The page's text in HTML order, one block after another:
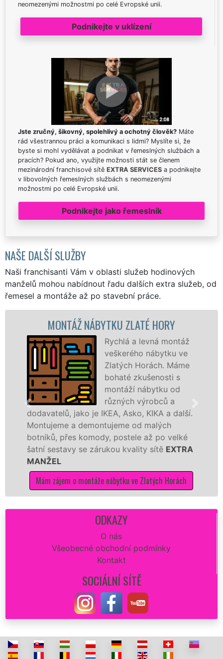
neomezenými možnostmi po celé Evropské unii.
Podnikejte v uklízení
Jste zručný, šikovný, spolehlivý a ochotný člověk? Máte
rád všestrannou práci a komunikaci s lidmi? Myslíte si, že
byste si mohl vydělávat a podnikat v řemeslných službách a
pracích? Pokud ano, využijte možnosti stát se členem
mezinárodní franchisové sítě EXTRA SERVICES a podnikejte
v libovolných řemeslných službách s neomezenými
možnostmi po celé Evropské unii.
Podnikejte jako řemeslník
NAŠE DALŠÍ SLUŽBY
Naši franchisanti Vám v oblasti služeb hodinových
manželů mohou nabídnout řadu dalších extra služeb, od
řemesel a montáže až po stavební práce.
NÁBYTKU ZLATÉ HORY
Rychlá a levná montáž
veškerého nábytku ve
Zlatých Horách. Máme
bohaté zkušenosti s
montáží nábytku od
různých výrobců a
jako je IKEA, Asko, KIKA a další.
a demontujeme od malých
komody, postele až po velké
se zárukou kvality sítěEXTRA
o montáže nábytku ve Zlatých Horách
různých
Nobilie,
tuto
ODKAZY
O nás
Všeobecné obchodní podmínky
Kontakt
SOCIÁLNÍ SÍTĚ